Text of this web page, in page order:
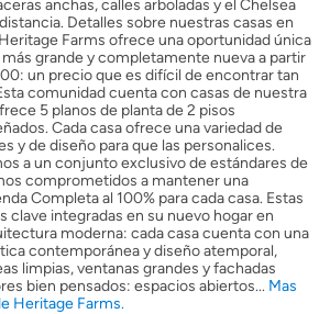
anchas, calles arboladas y el Chelsea
Detalles sobre nuestras casas en
Farms ofrece una oportunidad única
grande y completamente nueva a partir
un precio que es difícil de encontrar tan
comunidad cuenta con casas de nuestra
5 planos de planta de 2 pisos
Cada casa ofrece una variedad de
y de diseño para que las personalices.
a un conjunto exclusivo de estándares de
comprometidos a mantener una
Completa al 100% para cada casa. Estas
clave integradas en su nuevo hogar en
moderna: cada casa cuenta con una
contemporánea y diseño atemporal,
limpias, ventanas grandes y fachadas
bien pensados: espacios abiertos... Mas
Heritage Farms.